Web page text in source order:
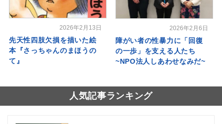
2026年2月13日
先天性四肢欠損を描いた絵
本『さっちゃんのまほうの
て』
2026年2月6日
障がい者の性暴力に「回復
の一歩」を支える人たち
~NPO法人しあわせなみだ~
人気記事ランキング